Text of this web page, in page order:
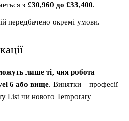
з £30,960 до £33,400.
передбачено окремі умови.
лише ті, чия робота
6 або вище. Винятки – професії
List чи нового Temporary